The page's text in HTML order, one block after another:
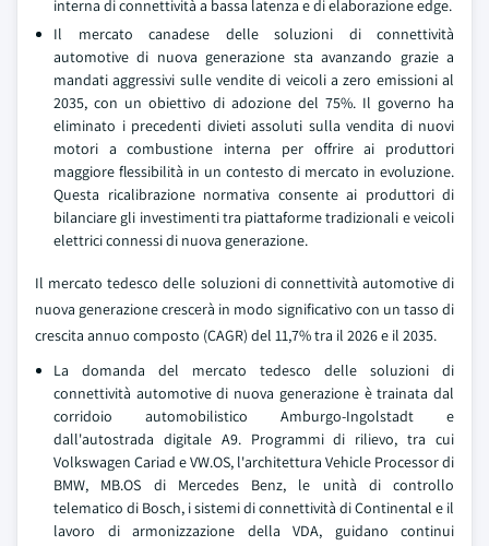
interna di connettività a bassa latenza e di elaborazione edge.
Il mercato canadese delle soluzioni di connettività
automotive di nuova generazione sta avanzando grazie a
mandati aggressivi sulle vendite di veicoli a zero emissioni al
2035, con un obiettivo di adozione del 75%. Il governo ha
eliminato i precedenti divieti assoluti sulla vendita di nuovi
motori a combustione interna per offrire ai produttori
maggiore flessibilità in un contesto di mercato in evoluzione.
Questa ricalibrazione normativa consente ai produttori di
bilanciare gli investimenti tra piattaforme tradizionali e veicoli
elettrici connessi di nuova generazione.
Il mercato tedesco delle soluzioni di connettività automotive di
nuova generazione crescerà in modo significativo con un tasso di
crescita annuo composto (CAGR) del 11,7% tra il 2026 e il 2035.
La domanda del mercato tedesco delle soluzioni di
connettività automotive di nuova generazione è trainata dal
corridoio automobilistico Amburgo-Ingolstadt e
dall'autostrada digitale A9. Programmi di rilievo, tra cui
Volkswagen Cariad e VW.OS, l'architettura Vehicle Processor di
BMW, MB.OS di Mercedes Benz, le unità di controllo
telematico di Bosch, i sistemi di connettività di Continental e il
lavoro di armonizzazione della VDA, guidano continui